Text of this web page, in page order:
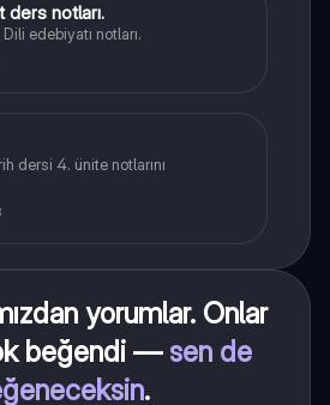
ders notları.
edebiyatı notları.
dersi 4. ünite notlarını
yorumlar. Onlar
beğendi — sen de
.